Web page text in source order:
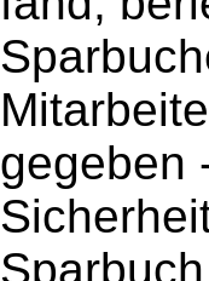
gegeben